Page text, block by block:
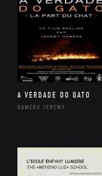
A VERDADE DO GATO
HAMERS JEREMY